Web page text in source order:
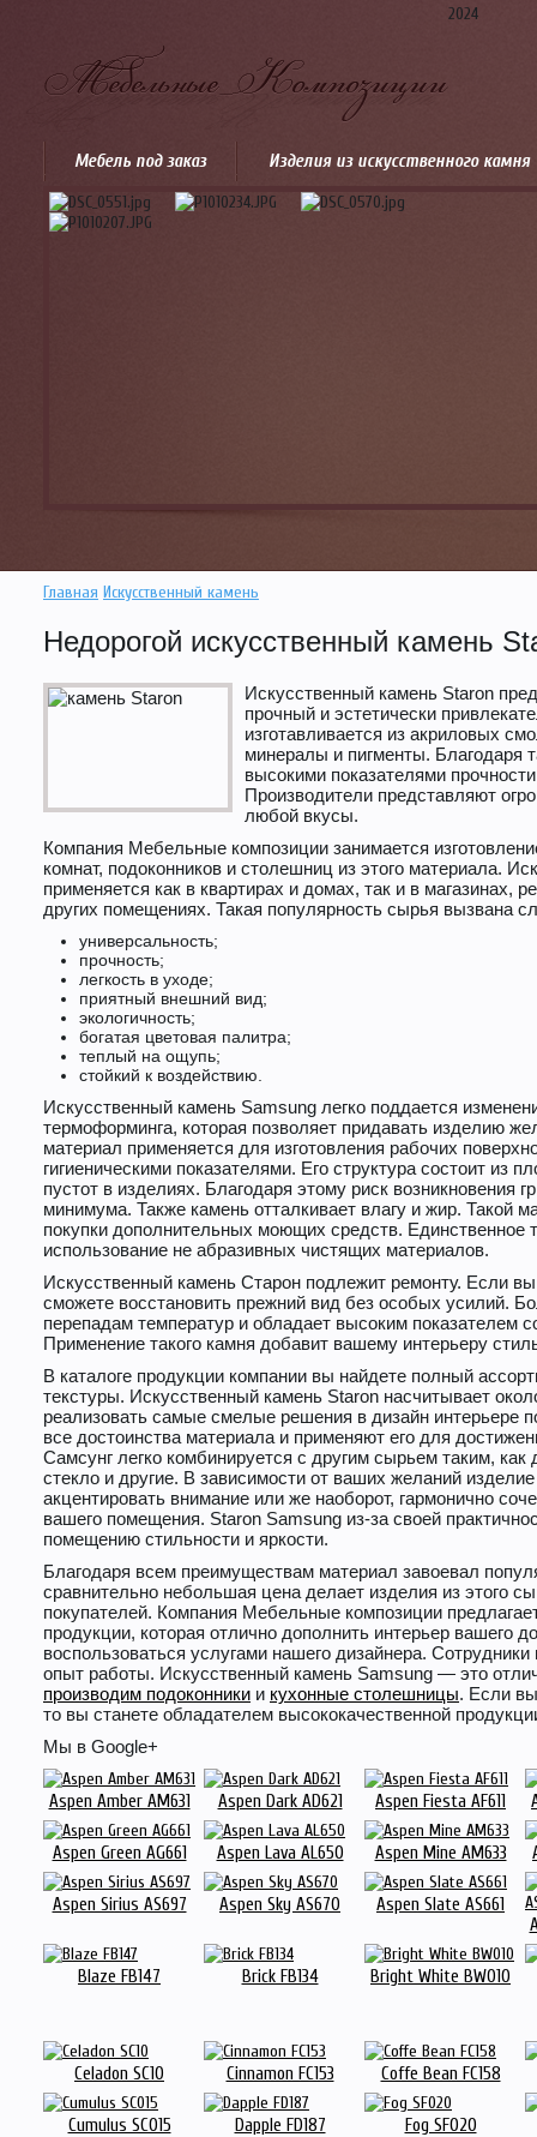
2024
Мебель под заказ Изделия из искусственного камня
Главная Искусственный камень
Недорогой искусственный камень
Искусственный камень Staron
прочный и эстетически
изготавливается из акриловых
минералы и пигменты. Благодаря
высокими показателями
Производители представляют
любой вкусы.
Компания Мебельные композиции занимается
комнат, подоконников и столешниц из этого материала.
применяется как в квартирах и домах, так и в магазинах,
других помещениях. Такая популярность сырья вызвана
универсальность;
прочность;
легкость в уходе;
приятный внешний вид;
экологичность;
богатая цветовая палитра;
теплый на ощупь;
стойкий к воздействию.
Искусственный камень Samsung легко поддается
термоформинга, которая позволяет придавать изделию
материал применяется для изготовления рабочих
гигиеническими показателями. Его структура состоит из
пустот в изделиях. Благодаря этому риск возникновения
минимума. Также камень отталкивает влагу и жир. Такой
покупки дополнительных моющих средств. Единственное
использование не абразивных чистящих материалов.
Искусственный камень Старон подлежит ремонту. Если
сможете восстановить прежний вид без особых усилий.
перепадам температур и обладает высоким показателем
Применение такого камня добавит вашему интерьеру
В каталоге продукции компании вы найдете полный
текстуры. Искусственный камень Staron насчитывает
реализовать самые смелые решения в дизайн интерьере
все достоинства материала и применяют его для
Самсунг легко комбинируется с другим сырьем таким,
стекло и другие. В зависимости от ваших желаний
акцентировать внимание или же наоборот, гармонично
вашего помещения. Staron Samsung из-за своей
помещению стильности и яркости.
Благодаря всем преимуществам материал завоевал
сравнительно небольшая цена делает изделия из этого
покупателей. Компания Мебельные композиции
продукции, которая отлично дополнить интерьер вашего
воспользоваться услугами нашего дизайнера.
опыт работы. Искусственный камень Samsung — это
производим подоконники и кухонные столешницы. Если
то вы станете обладателем высококачественной
Мы в Google+
Aspen Amber AM631 Aspen Dark AD621 Aspen Fiesta AF611
Aspen Green AG661 Aspen Lava AL650 Aspen Mine AM633
Aspen Sirius AS697 Aspen Sky AS670
Aspen Slate AS661
Blaze FB147 Brick FB134 Bright White BW010
Celadon SC10 Cinnamon FC153 Coffe Bean FC158
Cumulus SC015 Dapple FD187 Fog SF020